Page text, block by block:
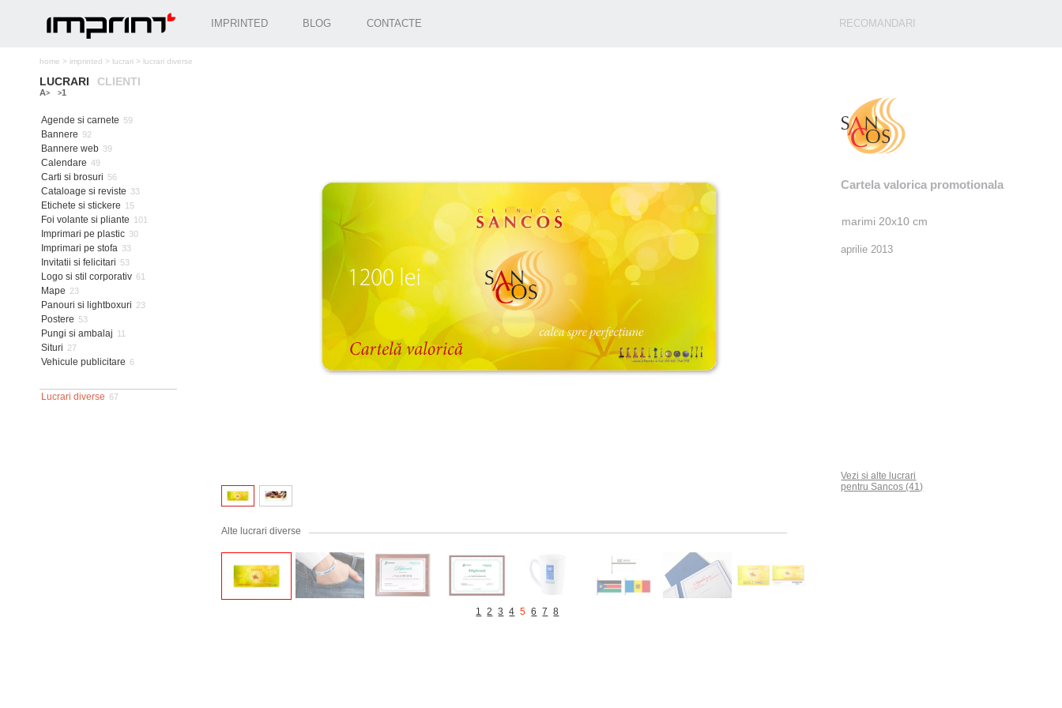
IMPRINTED BLOG CONTACTE RECOMANDARI
home > imprinted > lucrari > lucrari diverse
LUCRARI CLIENTI
A> >1
Agende si carnete 59
Bannere 92
Bannere web 39
Calendare 49
Carti si brosuri 56
Cataloage si reviste 33
Etichete si stickere 15
Foi volante si pliante 101
Imprimari pe plastic 30
Imprimari pe stofa 33
Invitatii si felicitari 53
Logo si stil corporativ 61
Mape 23
Panouri si lightboxuri 23
Postere 53
Pungi si ambalaj 11
Situri 27
Vehicule publicitare 6
Lucrari diverse 67
Cartela valorica promotionala
marimi 20x10 cm
aprilie 2013
Vezi si alte lucrari
pentru Sancos (41)
Alte lucrari diverse
1 2 3 4 5 6 7 8